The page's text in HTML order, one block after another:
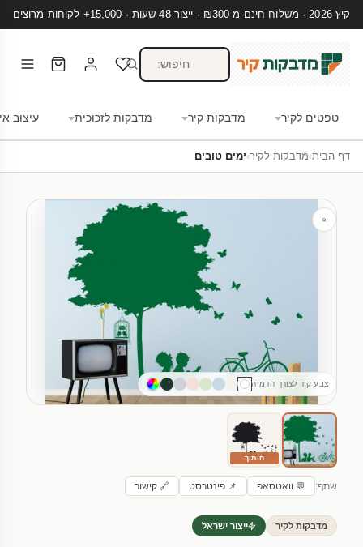
קיץ 2026 · משלוח חינם מ-₪300 · ייצור 48 שעות · 15,000+ לקוחות מרוצים
טפטים לקיר מדבקות קיר מדבקות לזכוכית עיצוב
דף הבית›מדבקות לקיר›ימים טובים
צבע קיר לצורך הדמיה
חיתוך
שתף: 💬 וואטסאפ 📌 פינטרסט 🔗 קישור
מדבקות לקיר ייצור ישראל